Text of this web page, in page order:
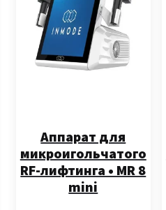
Аппарат для
микроигольчатого
RF-лифтинга • MR 8
mini